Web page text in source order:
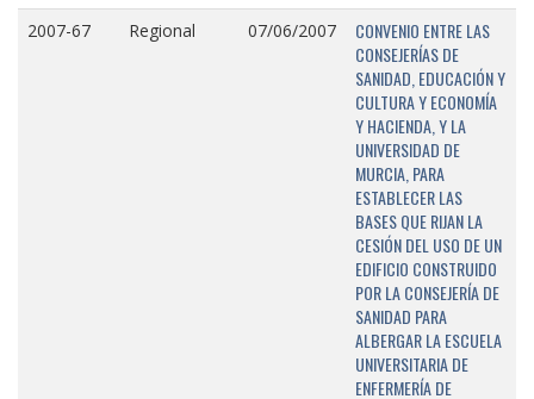
2007-67 Regional 07/06/2007
CONVENIO ENTRE LAS
CONSEJERÍAS DE
SANIDAD, EDUCACIÓN Y
CULTURA Y ECONOMÍA
Y HACIENDA, Y LA
UNIVERSIDAD DE
MURCIA, PARA
ESTABLECER LAS
BASES QUE RIJAN LA
CESIÓN DEL USO DE UN
EDIFICIO CONSTRUIDO
POR LA CONSEJERÍA DE
SANIDAD PARA
ALBERGAR LA ESCUELA
UNIVERSITARIA DE
ENFERMERÍA DE